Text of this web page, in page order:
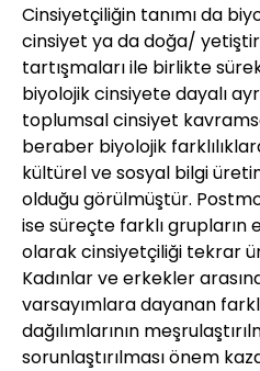
Cinsiyetçiliğin tanımı da
cinsiyet ya da doğa/
tartışmaları ile birlikte
biyolojik cinsiyete dayalı
toplumsal cinsiyet
beraber biyolojik
kültürel ve sosyal bilgi
olduğu görülmüştür.
ise süreçte farklı grupların
olarak cinsiyetçiliği tekrar
Kadınlar ve erkekler
varsayımlara dayanan
dağılımlarının
sorunlaştırılması önem